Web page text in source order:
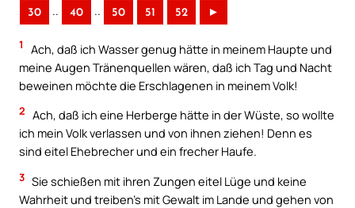
30 .. 40 .. 50 51 52 ►
1
Ach, daß ich Wasser genug hätte in meinem Haupte und
meine Augen Tränenquellen wären, daß ich Tag und Nacht
beweinen möchte die Erschlagenen in meinem Volk!
2 Ach, daß ich eine Herberge hätte in der Wüste, so wollte
ich mein Volk verlassen und von ihnen ziehen! Denn es
sind eitel Ehebrecher und ein frecher Haufe.
3 Sie schießen mit ihren Zungen eitel Lüge und keine
Wahrheit und treiben’s mit Gewalt im Lande und gehen von